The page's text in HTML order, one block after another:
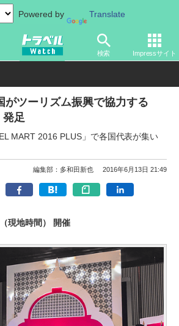
Powered by Translate
検索 Impressサイト
海外旅行 東南アジア
がツーリズム振興で協力する
発足
MART 2016 PLUS」で各国代表が集い
編集部：多和田新也 2016年6月13日 21:49
現地時間） 開催